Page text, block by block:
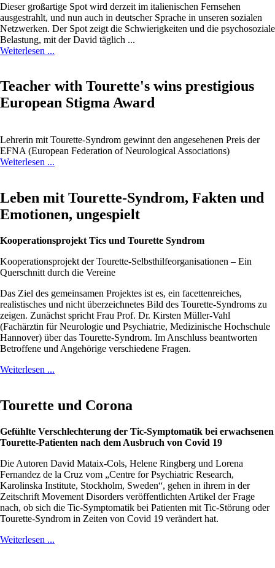
Dieser großartige Spot wird derzeit im italienischen Fernsehen
ausgestrahlt, und nun auch in deutscher Sprache in unseren sozialen
Netzwerken. Der Spot zeigt die Schwierigkeiten und die psychosoziale
Belastung, mit der David täglich ...
Weiterlesen ...
Teacher with Tourette's wins prestigious
European Stigma Award
Lehrerin mit Tourette-Syndrom gewinnt den angesehenen Preis der
EFNA (European Federation of Neurological Associations)
Weiterlesen ...
Leben mit Tourette-Syndrom, Fakten und
Emotionen, ungespielt
Kooperationsprojekt Tics und Tourette Syndrom
Kooperationsprojekt der Tourette-Selbsthilfeorganisationen – Ein
Querschnitt durch die Vereine
Das Ziel des gemeinsamen Projektes ist es, ein facettenreiches,
realistisches und nicht überzeichnetes Bild des Tourette-Syndroms zu
zeigen. Zunächst spricht Frau Prof. Dr. Kirsten Müller-Vahl
(Fachärztin für Neurologie und Psychiatrie, Medizinische Hochschule
Hannover) über das Tourette-Syndrom. Im Anschluss beantworten
Betroffene und Angehörige verschiedene Fragen.
Weiterlesen ...
Tourette und Corona
Gefühlte Verschlechterung der Tic-Symptomatik bei erwachsenen
Tourette-Patienten nach dem Ausbruch von Covid 19
Die Autoren David Mataix-Cols, Helene Ringberg und Lorena
Fernandez de la Cruz vom „Centre for Psychiatric Research,
Karolinska Institute, Stockholm, Sweden“, gehen in ihrem in der
Zeitschrift Movement Disorders veröffentlichten Artikel der Frage
nach, ob sich die Tic-Symptomatik bei Patienten mit Tic-Störung oder
Tourette-Syndrom in Zeiten von Covid 19 verändert hat.
Weiterlesen ...